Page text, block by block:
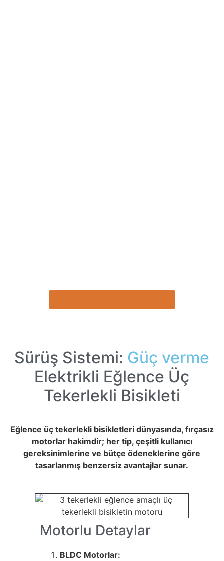
Sürüş Sistemi: Güç verme
Elektrikli Eğlence Üç
Tekerlekli Bisikleti
Eğlence üç tekerlekli bisikletleri dünyasında, fırçasız
motorlar hakimdir; her tip, çeşitli kullanıcı
gereksinimlerine ve bütçe ödeneklerine göre
tasarlanmış benzersiz avantajlar sunar.
Motorlu Detaylar
BLDC Motorlar: